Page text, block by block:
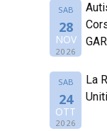
SAB
28
NOV
2026
SAB
24
OTT
2026
La